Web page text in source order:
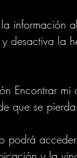
información
desactiva la
Encontrar
que se
podrá